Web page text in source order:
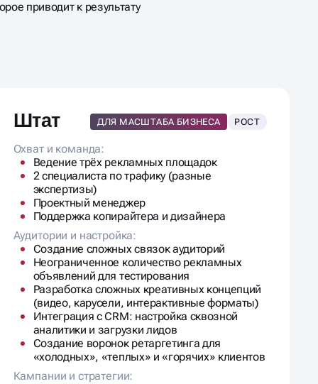
приводит к результату
Штат ДЛЯ МАСШТАБА БИЗНЕСА РОСТ
Охват и команда:
Ведение трёх рекламных площадок
2 специалиста по трафику (разные
экспертизы)
Проектный менеджер
Поддержка копирайтера и дизайнера
Аудитории и настройка:
Создание сложных связок аудиторий
Неограниченное количество рекламных
объявлений для тестирования
Разработка сложных креативных концепций
(видео, карусели, интерактивные форматы)
Интеграция с CRM: настройка сквозной
аналитики и загрузки лидов
Создание воронок ретаргетинга для
«холодных», «теплых» и «горячих» клиентов
Кампании и стратегии: